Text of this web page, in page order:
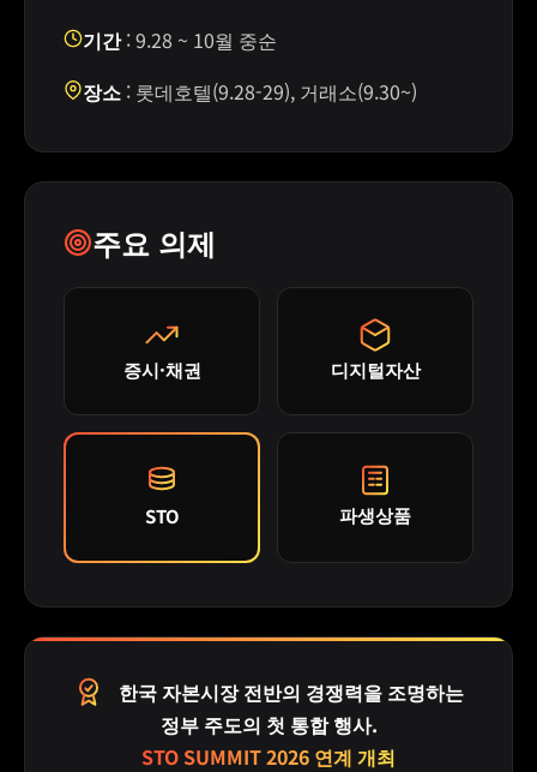
기간: 9.28 ~ 10월 중순
장소 : 롯데호텔(9.28-29), 거래소(9.30~)
주요 의제
증시·채권 디지털자산
STO 파생상품
한국 자본시장 전반의 경쟁력을 조명하는
정부 주도의 첫 통합 행사.
STO SUMMIT 2026 연계 개최